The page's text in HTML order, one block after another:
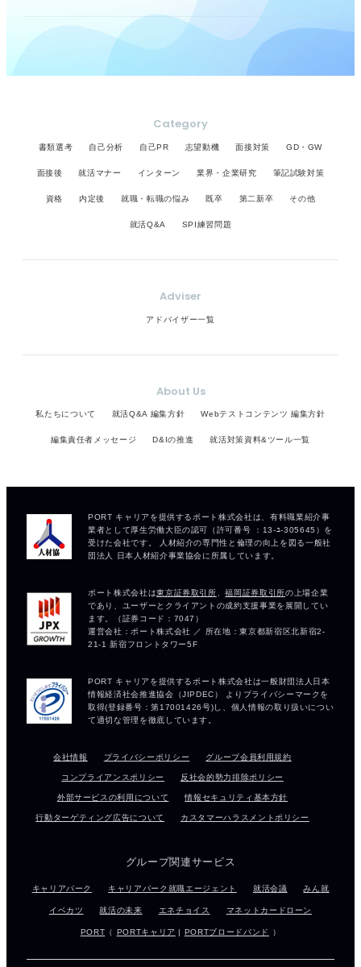
Category
書類選考 自己分析 自己PR 志望動機 面接対策 GD・GW
面接後 就活マナー インターン 業界・企業研究 筆記試験対策
資格 内定後 就職・転職の悩み 既卒 第二新卒 その他
就活Q&A SPI練習問題
Adviser
アドバイザー一覧
About Us
私たちについて 就活Q&A 編集方針 Webテストコンテンツ 編集方針
編集責任者メッセージ D&Iの推進 就活対策資料&ツール一覧
会社情報 プライバシーポリシー グループ会員利用規約
コンプライアンスポリシー 反社会的勢力排除ポリシー
外部サービスの利用について 情報セキュリティ基本方針
行動ターゲティング広告について カスタマーハラスメントポリシー